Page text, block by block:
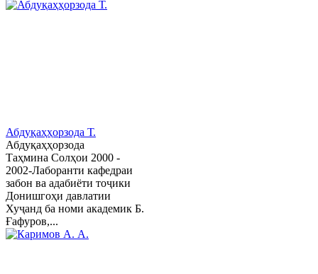
Абдуқаҳҳорзода Т.
Абдуқаҳҳорзода
Таҳмина Солҳои 2000 -
2002-Лаборанти кафедраи
забон ва адабиёти тоҷики
Донишгоҳи давлатии
Хуҷанд ба номи академик Б.
Ғафуров,...